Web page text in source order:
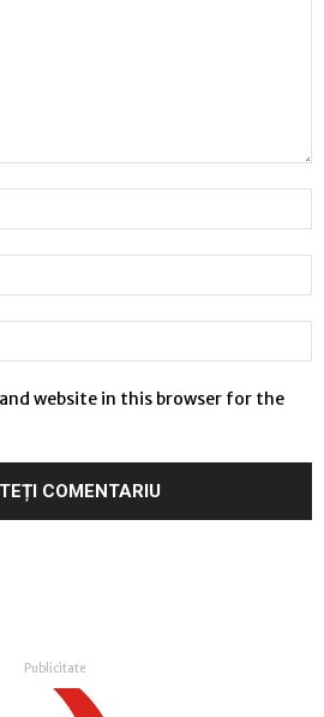
website in this browser for the
Publicitate